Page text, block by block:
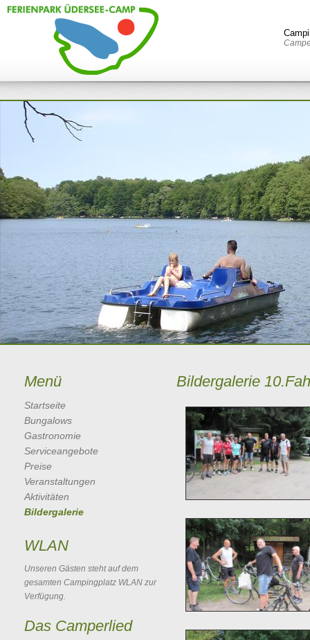
Menü
Startseite
Bungalows
Gastronomie
Serviceangebote
Preise
Veranstaltungen
Aktivitäten
Bildergalerie
WLAN
Unseren Gästen steht auf dem
gesamten Campingplatz WLAN zur
Verfügung.
Das Camperlied
Bildergalerie